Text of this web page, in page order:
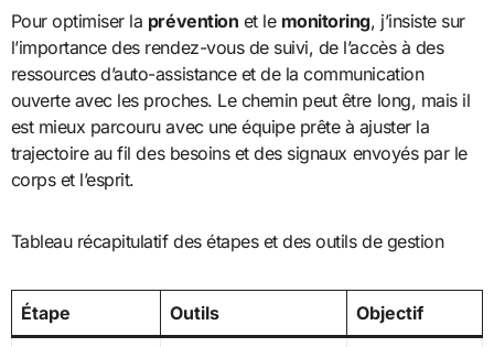
Pour optimiser la prévention et le monitoring, j’insiste sur
l’importance des rendez-vous de suivi, de l’accès à des
ressources d’auto-assistance et de la communication
ouverte avec les proches. Le chemin peut être long, mais il
est mieux parcouru avec une équipe prête à ajuster la
trajectoire au fil des besoins et des signaux envoyés par le
corps et l’esprit.
Tableau récapitulatif des étapes et des outils de gestion
Étape Outils Objectif